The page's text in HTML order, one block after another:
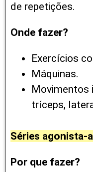
de repetições.
Onde fazer?
Exercícios
Máquinas.
Movimentos
tríceps,
Séries agonista-
Por que fazer?